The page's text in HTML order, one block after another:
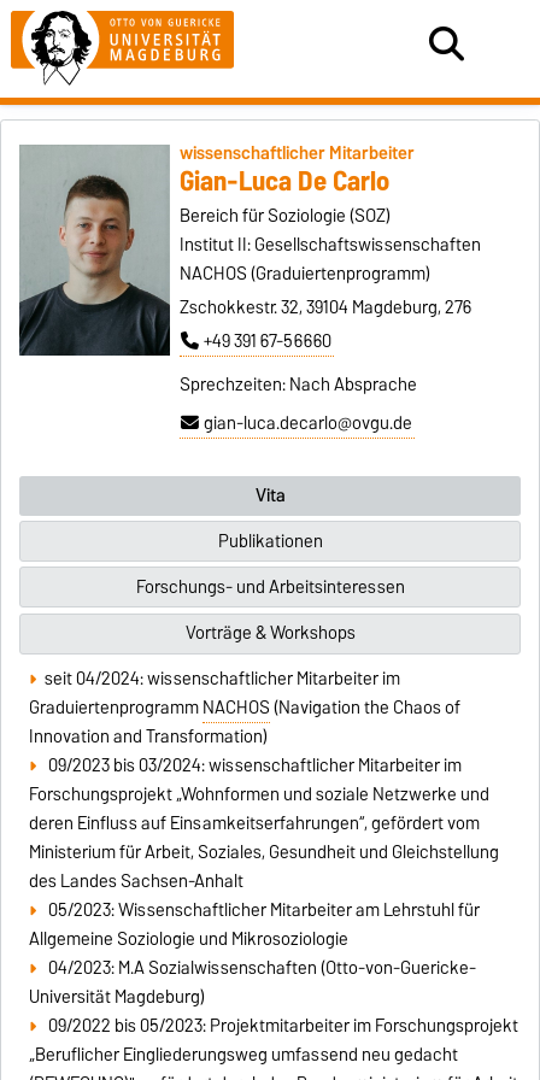
wissenschaftlicher Mitarbeiter
Gian-Luca De Carlo
Bereich für Soziologie (SOZ)
Institut II: Gesellschaftswissenschaften
NACHOS (Graduiertenprogramm)
Zschokkestr. 32, 39104 Magdeburg, 276
+49 391 67-56660
gian-luca.decarlo@ovgu.de
Sprechzeiten: Nach Absprache
Vita
Publikationen
Forschungs- und Arbeitsinteressen
Vorträge & Workshops
seit 04/2024: wissenschaftlicher Mitarbeiter im
GraduiertenprogrammNACHOS(Navigation the Chaos of
Innovation and Transformation)
09/2023 bis 03/2024: wissenschaftlicher Mitarbeiter im
Forschungsprojekt „Wohnformen und soziale Netzwerke und
deren Einfluss auf Einsamkeitserfahrungen“, gefördert vom
Ministerium für Arbeit, Soziales, Gesundheit und Gleichstellung
des Landes Sachsen-Anhalt
05/2023: Wissenschaftlicher Mitarbeiter am Lehrstuhl für
Allgemeine Soziologie und Mikrosoziologie
04/2023: M.A Sozialwissenschaften (Otto-von-Guericke-
Universität Magdeburg)
09/2022 bis 05/2023: Projektmitarbeiter im Forschungsprojekt
„Beruflicher Eingliederungsweg umfassend neu gedacht